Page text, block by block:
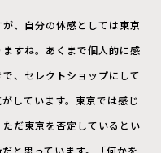
、自分の体感としては東京
すね。あくまで個人的に感
、セレクトショップにして
しています。東京では感じ
だ東京を否定しているとい
と思っています。「何かを